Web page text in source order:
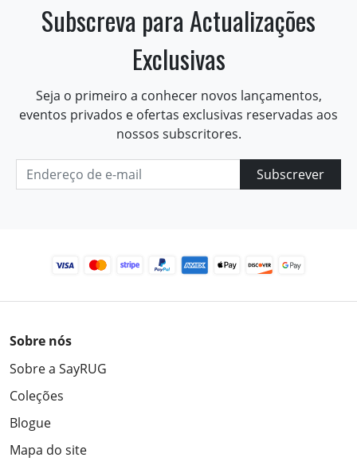
Subscreva para Actualizações
Exclusivas
Seja o primeiro a conhecer novos lançamentos,
eventos privados e ofertas exclusivas reservadas aos
nossos subscritores.
Subscrever
Sobre nós
Sobre a SayRUG
Coleções
Blogue
Mapa do site